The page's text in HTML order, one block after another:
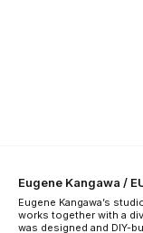
Eugene Kangawa /
Eugene Kangawa’s
works together with a
was designed and DIY-